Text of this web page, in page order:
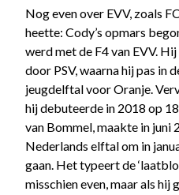
Nog even over EVV, zoals
heette: Cody’s opmars
werd met de F4 van EVV.
door PSV, waarna hij pas in
jeugdelftal voor Oranje.
hij debuteerde in 2018 op
van Bommel, maakte in juni
Nederlands elftal om in
gaan. Het typeert de
misschien even, maar als hij